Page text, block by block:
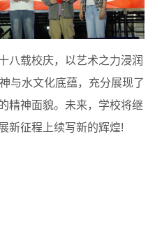
载校庆，以艺术之力浸润
与水文化底蕴，充分展现了
精神面貌。未来，学校将继
新征程上续写新的辉煌!